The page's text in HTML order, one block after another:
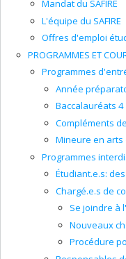
Mandat du SAFIRE
L'équipe du SAFIRE
Offres d'emploi
PROGRAMMES ET
Programmes
Année
Baccalauréats 4
Compléments
Mineure en arts
Programmes
Étudiant.e.s:
Chargé.e.s de
Se joindre à
Nouveaux
Procédure